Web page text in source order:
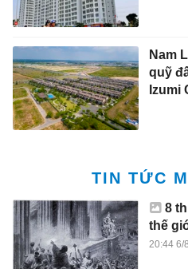
Nam
quỹ
Izumi
TIN TỨC
8
thế
20:44 6/